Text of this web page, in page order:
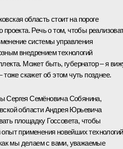
область стоит на пороге
проекта. Речь о том, чтобы
системы управления
внедрением технологий
Может быть, губернатор – я
тоже скажет об этом чуть позднее.
Сергея Семёновича Собянина,
области Андрея Юрьевича
площадку Госсовета, чтобы
опыт применения новейших технологий
мы делаем с вами, уважаемые